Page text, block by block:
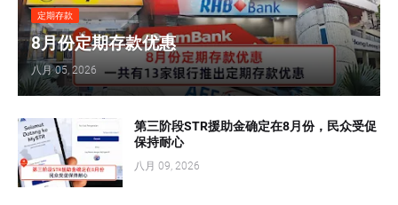
定期存款
8月份定期存款优惠
八月 05, 2026
第三阶段STR援助金确定在8月份，民众受促
保持耐心
八月 09, 2026